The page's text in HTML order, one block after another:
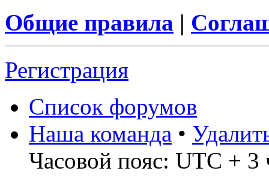
Общие правила |
Регистрация
Список форумов
Наша команда •
Часовой пояс: UTC + 3